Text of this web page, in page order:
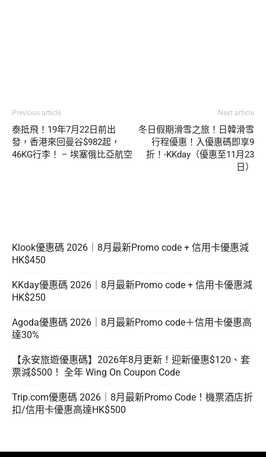
Previous article
泰抵飛！19年7月22日前出
發，香港來回曼谷$982起，
46KG行李！ – 埃塞俄比亞航空
Next article
冬日假期滑雪之旅！日韓滑雪
行程優惠！入優惠碼即享9
折！-KKday（優惠至11月23
日）
Klook優惠碼 2026｜8月最新Promo code + 信用卡優惠減
HK$450
KKday優惠碼 2026｜8月最新Promo code + 信用卡優惠減
HK$250
Agoda優惠碼 2026｜8月最新Promo code＋信用卡優惠高
達30%
【永安旅遊優惠碼】2026年8月更新！迎新優惠$120、套
票減$500！ 全年 Wing On Coupon Code
Trip.com優惠碼 2026｜8月最新Promo Code！機票酒店折
扣/信用卡優惠高達HK$500